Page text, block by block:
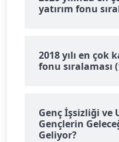
yatırım fonu
2018 yılı en çok
fonu sıralaması
Genç İşsizliği ve
Gençlerin
Geliyor?